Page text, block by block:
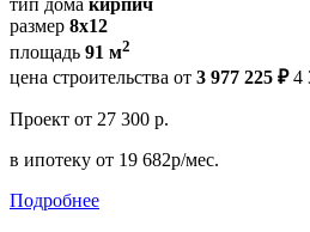
размер 8х12
площадь 91 м2
цена строительства от 3 977 225 ₽ 4
Проект от 27 300 р.
в ипотеку от 19 682р/мес.
Подробнее